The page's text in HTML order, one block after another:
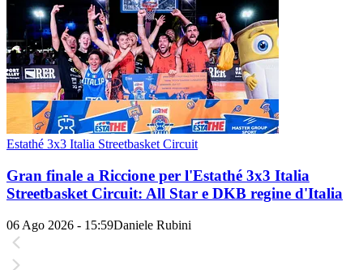
Estathé 3x3 Italia Streetbasket Circuit
Gran finale a Riccione per l'Estathé 3x3 Italia
Streetbasket Circuit: All Star e DKB regine d'Italia
06 Ago 2026 - 15:59Daniele Rubini